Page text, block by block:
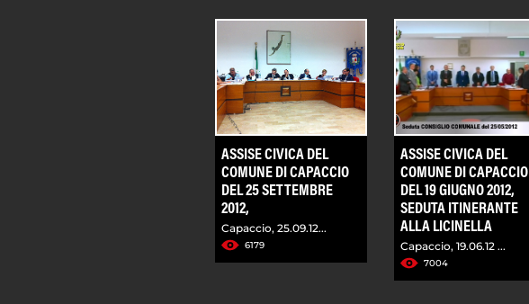
ASSISE CIVICA DEL
COMUNE DI CAPACCIO
DEL 25 SETTEMBRE
2012,
Capaccio, 25.09.12...
6179
ASSISE CIVICA DEL
COMUNE DI CAPACCIO
DEL 19 GIUGNO 2012,
SEDUTA ITINERANTE
ALLA LICINELLA
Capaccio, 19.06.12 ...
7004